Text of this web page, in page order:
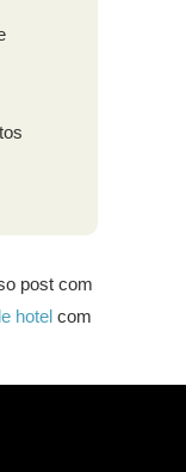
post com
hotel com